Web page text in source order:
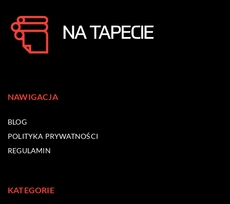
NAWIGACJA
BLOG
POLITYKA PRYWATNOŚCI
REGULAMIN
KATEGORIE